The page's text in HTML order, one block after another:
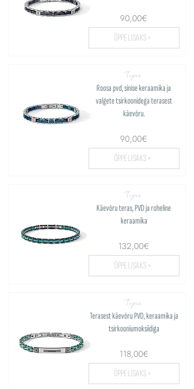
90,00€
ÕPPE LISAKS >
Tyres
Roosa pvd, sinise keraamika ja
valgete tsirkoonidega terasest
käevõru.
90,00€
ÕPPE LISAKS >
Tyres
Käevõru teras, PVD ja roheline
keraamika
132,00€
ÕPPE LISAKS >
Tyres
Terasest käevõru PVD, keraamika ja
tsirkooniumoksiidiga
118,00€
ÕPPE LISAKS >